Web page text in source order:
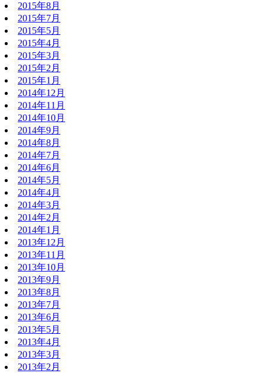
2015年8月
2015年7月
2015年5月
2015年4月
2015年3月
2015年2月
2015年1月
2014年12月
2014年11月
2014年10月
2014年9月
2014年8月
2014年7月
2014年6月
2014年5月
2014年4月
2014年3月
2014年2月
2014年1月
2013年12月
2013年11月
2013年10月
2013年9月
2013年8月
2013年7月
2013年6月
2013年5月
2013年4月
2013年3月
2013年2月